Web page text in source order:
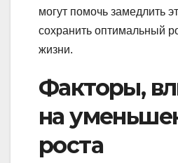
могут помочь замедлить
сохранить оптимальный
жизни.
Факторы,
на
роста